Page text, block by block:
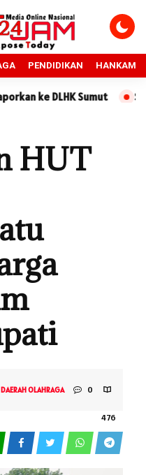
PENDIDIKAN HANKAM
Sumut Sidang
HUT
DAERAHOLAHRAGA 0
476